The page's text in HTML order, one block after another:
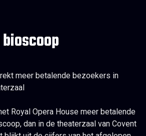
meer betalende bezoekers in
Royal Opera House meer betalende
dan in de theaterzaal van Covent